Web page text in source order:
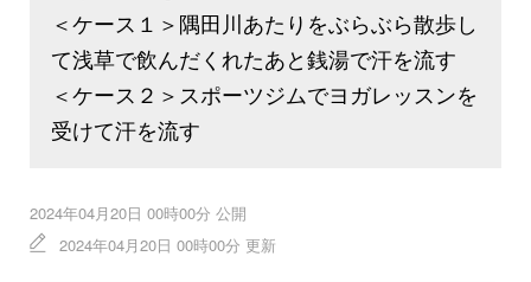
＜ケース１＞隅田川あたりをぶらぶら散歩し
て浅草で飲んだくれたあと銭湯で汗を流す
＜ケース２＞スポーツジムでヨガレッスンを
受けて汗を流す
2024年04月20日 00時00分 公開
2024年04月20日 00時00分 更新